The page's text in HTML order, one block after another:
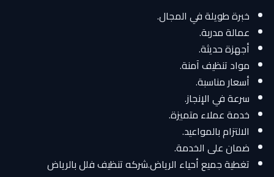
خبرة طويلة في المجال.
عمالة مدربة.
أجهزة حديثة.
مواد تنظيف آمنة.
أسعار مناسبة.
سرعة في الإنجاز.
خدمة عملاء متميزة.
الالتزام بالمواعيد.
ضمان على الخدمة.
تغطية جميع أحياء الرياض.شركه تنظيف فلل بالرياض